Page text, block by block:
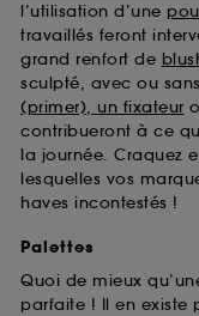
l’utilisation d’une
travaillés feront
grand renfort de
sculpté, avec ou
(primer), un fixateur
contribueront à ce
la journée. Craquez
lesquelles vos
haves incontestés !
Palettes
Quoi de mieux
parfaite ! Il en existe